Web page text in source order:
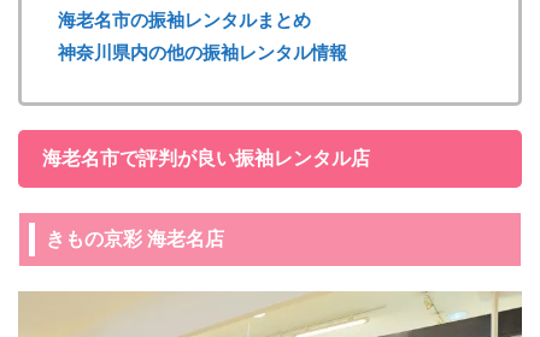
海老名市の振袖レンタルまとめ
神奈川県内の他の振袖レンタル情報
海老名市で評判が良い振袖レンタル店
きもの京彩 海老名店